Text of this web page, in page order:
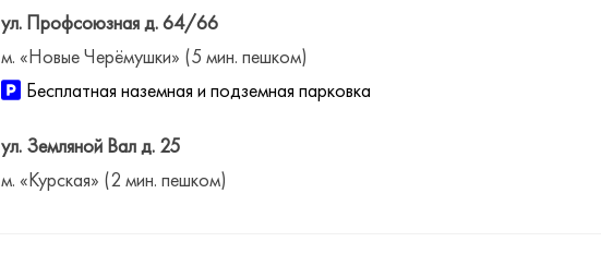
ул. Профсоюзная д. 64/66
м. «Новые Черёмушки» (5 мин. пешком)
Бесплатная наземная и подземная парковка
ул. Земляной Вал д. 25
м. «Курская» (2 мин. пешком)